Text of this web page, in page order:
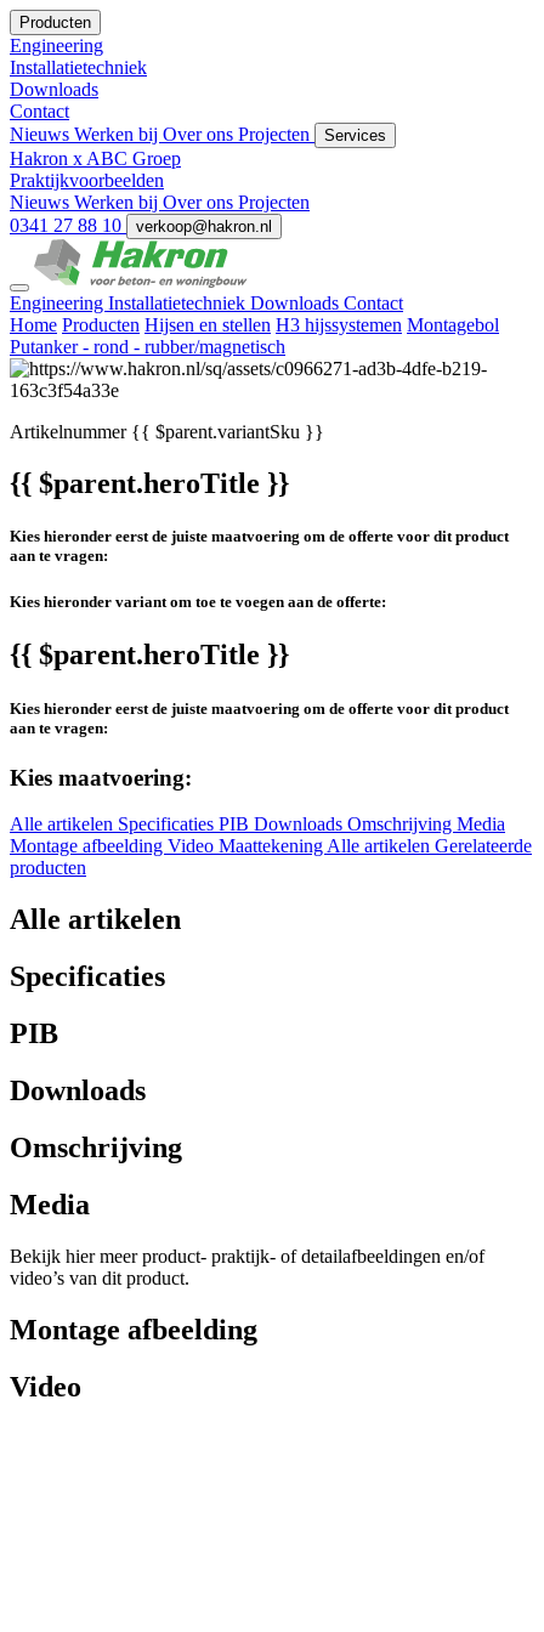
Producten
Engineering
Installatietechniek
Downloads
Contact
Nieuws Werken bij Over ons Projecten Services
Hakron x ABC Groep
Praktijkvoorbeelden
Nieuws Werken bij Over ons Projecten
0341 27 88 10
verkoop@hakron.nl
Engineering Installatietechniek Downloads Contact
Home Producten Hijsen en stellen H3 hijssystemen Montagebol
Putanker - rond - rubber/magnetisch
Artikelnummer{{ $parent.variantSku }}
{{ $parent.heroTitle }}
Kies hieronder eerst de juiste maatvoering om de offerte voor dit product
aan te vragen:
Kies hieronder variant om toe te voegen aan de offerte:
{{ $parent.heroTitle }}
Kies hieronder eerst de juiste maatvoering om de offerte voor dit product
aan te vragen:
Kies maatvoering:
Alle artikelen Specificaties PIB Downloads Omschrijving Media
Montage afbeelding Video MaattekeningAlle artikelen Gerelateerde
producten
Alle artikelen
Specificaties
PIB
Downloads
Omschrijving
Media
Bekijk hier meer product- praktijk- of detailafbeeldingen en/of
video’s van dit product.
Montage afbeelding
Video